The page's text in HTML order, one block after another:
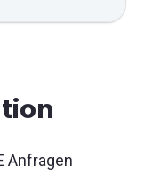
Anfragen